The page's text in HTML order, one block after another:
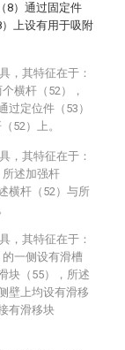
8）通过固定件
上设有用于吸附
，其特征在于：
横杆（52），
过定位件（53）
52）上。
，其特征在于：
述加强杆
横杆（52）与所
，其特征在于：
一侧设有滑槽
块（55），所述
壁上均设有滑移
有滑移块